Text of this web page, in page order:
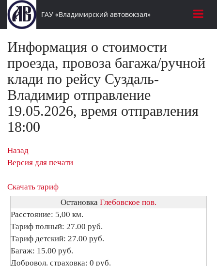
ГАУ «Владимирский автовокзал»
Информация о стоимости
проезда, провоза багажа/ручной
клади по рейсу Суздаль-
Владимир отправление
19.05.2026, время отправления
18:00
Назад
Версия для печати
Скачать тариф
Остановка Глебовское пов.
Расстояние: 5,00 км.
Тариф полный: 27.00 руб.
Тариф детский: 27.00 руб.
Багаж: 15.00 руб.
Добровол. страховка: 0 руб.